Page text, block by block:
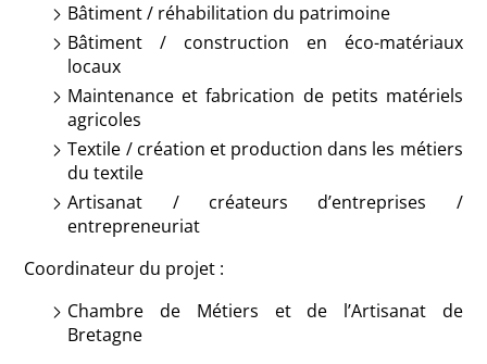
Bâtiment / réhabilitation du patrimoine
Bâtiment / construction en éco-matériaux
locaux
Maintenance et fabrication de petits matériels
agricoles
Textile / création et production dans les métiers
du textile
Artisanat / créateurs d’entreprises /
entrepreneuriat
Coordinateur du projet :
Chambre de Métiers et de l’Artisanat de
Bretagne